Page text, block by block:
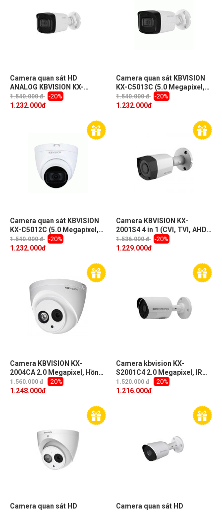
Camera quan sát HD
ANALOG KBVISION KX-
C5013L4 (5.0 Megapixel,
hồng ngoại 40m)
1.540.000 đ -20%
1.232.000đ
Camera quan sát KBVISION
KX-C5013C (5.0 Megapixel,
hồng ngoại 40m)
1.540.000 đ -20%
1.232.000đ
Camera quan sát KBVISION
KX-C5012C (5.0 Megapixel,
hồng ngoại 25m)
1.540.000 đ -20%
1.232.000đ
Camera KBVISION KX-
2001S4 4 in 1 (CVI, TVI, AHD,
Analog) 2.0 Megapixel, IR
20m, F3.6mm, IP66, vỏ kim
1.536.000 đ -20%
1.229.000đ
Camera KBVISION KX-
2004CA 2.0 Megapixel, Hồng
ngoại 50m, F3.6mm, tích hợp
sẵn micro
1.560.000 đ -20%
1.248.000đ
Camera kbvision KX-
S2001C4 2.0 Megapixel, IR
30m, F3.6mm, Starlight,
truyền tải âm thanh trên cáp
1.520.000 đ -20%
1.216.000đ
Camera quan sát HD
Camera quan sát HD